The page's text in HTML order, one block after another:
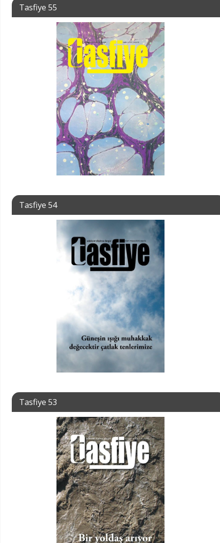
Tasfiye 55
Tasfiye 54
Tasfiye 53